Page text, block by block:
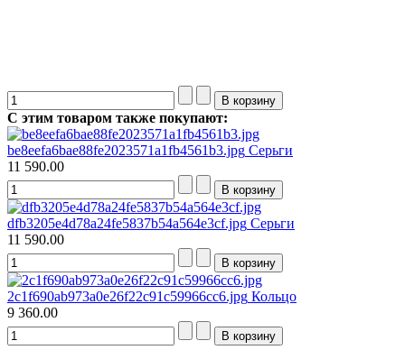
С этим товаром также покупают:
be8eefa6bae88fe2023571a1fb4561b3.jpg Серьги
11 590.00
dfb3205e4d78a24fe5837b54a564e3cf.jpg Серьги
11 590.00
2c1f690ab973a0e26f22c91c59966cc6.jpg Кольцо
9 360.00